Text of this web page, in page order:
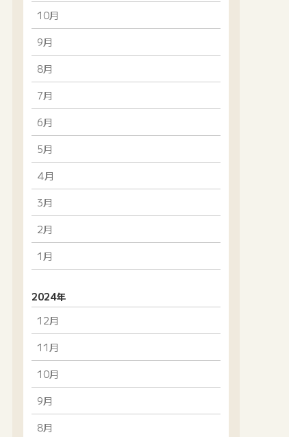
10月
9月
8月
7月
6月
5月
4月
3月
2月
1月
2024年
12月
11月
10月
9月
8月